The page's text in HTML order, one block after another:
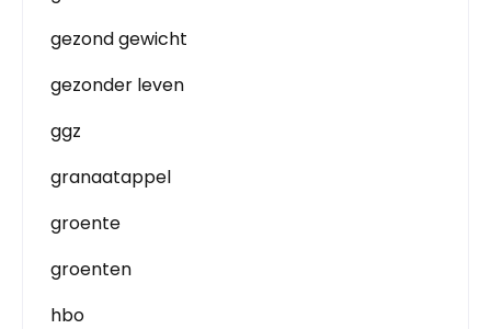
gezond gewicht
gezonder leven
ggz
granaatappel
groente
groenten
hbo